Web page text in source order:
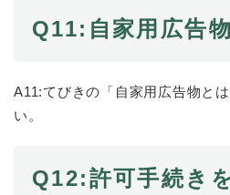
Q11:自家用広告
A11:てびきの「自家用広告物と
い。
Q12:許可手続き